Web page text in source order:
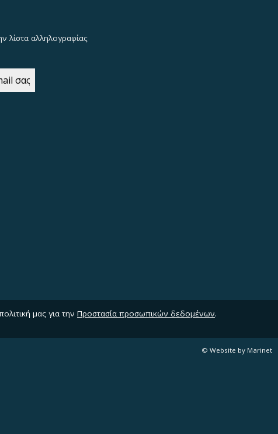
λίστα αλληλογραφίας
μας για την Προστασία προσωπικών δεδομένων.
© Website by Marinet